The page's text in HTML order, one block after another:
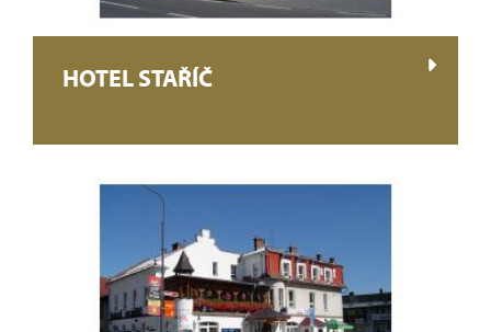
HOTEL STAŘÍČ